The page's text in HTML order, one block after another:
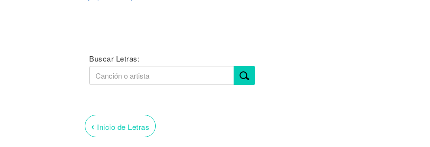
Buscar Letras:
‹ Inicio de Letras